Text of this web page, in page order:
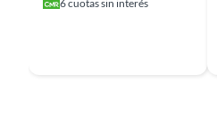
6cuotas sin interés